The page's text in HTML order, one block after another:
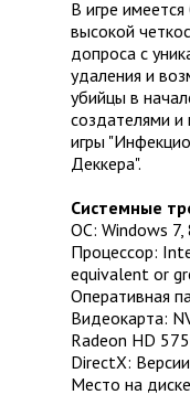
В игре
высокой
допроса с
удаления и
убийцы в
создателями
игры
Деккера".
Системные
ОС: Windows
Процессор:
equivalent or
Оперативная
Видеокарта:
Radeon HD
DirectX:
Место на